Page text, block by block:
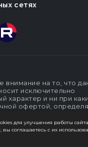
сетях
на то, что
исключительно
характер и ни при
офертой,
п. 2 ст. 437
для улучшения работы
вы соглашаетесь с их